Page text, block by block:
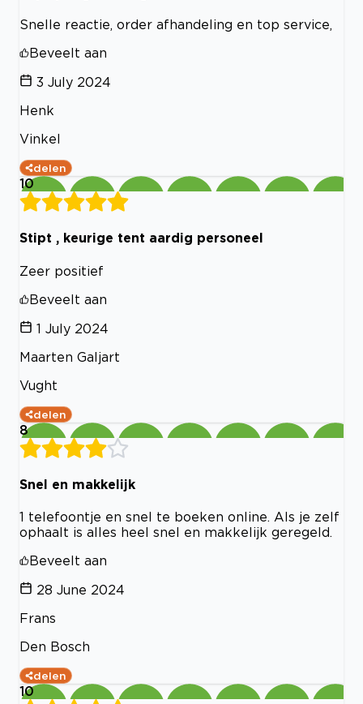
Snelle reactie, order afhandeling en top service,
Beveelt aan
3 July 2024
Henk
Vinkel
delen
10
Stipt , keurige tent aardig personeel
Zeer positief
Beveelt aan
1 July 2024
Maarten Galjart
Vught
delen
8
Snel en makkelijk
1 telefoontje en snel te boeken online. Als je zelf
ophaalt is alles heel snel en makkelijk geregeld.
Beveelt aan
28 June 2024
Frans
Den Bosch
delen
10